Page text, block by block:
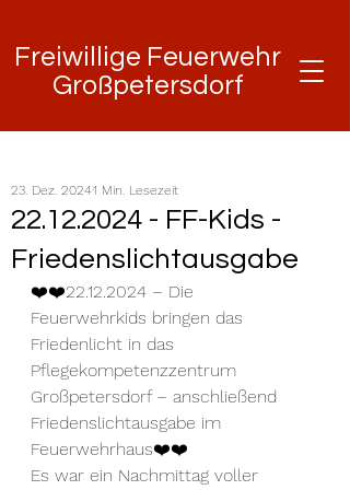
Freiwillige Feuerwehr
Großpetersdorf
Freiwillige Feuerwehr
Großpetersdorf
22.12.2024 - FF-Kids -
Friedenslichtausgabe
23. Dez. 20241 Min. Lesezeit
❤️❤️22.12.2024 – Die
Feuerwehrkids bringen das
Friedenlicht in das
Pflegekompetenzzentrum
Großpetersdorf – anschließend
Friedenslichtausgabe im
Feuerwehrhaus❤️❤️
Es war ein Nachmittag voller